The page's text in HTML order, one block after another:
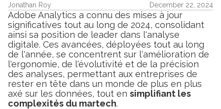
Jonathan Roy December 22, 2024
Adobe Analytics a connu des mises à jour
significatives tout au long de 2024, consolidant
ainsi sa position de leader dans l'analyse
digitale. Ces avancées, déployées tout au long
de l'année, se concentrent sur l'amélioration de
l'ergonomie, de l'évolutivité et de la précision
des analyses, permettant aux entreprises de
rester en tête dans un monde de plus en plus
axé sur les données, tout en simplifiant les
complexités du martech.